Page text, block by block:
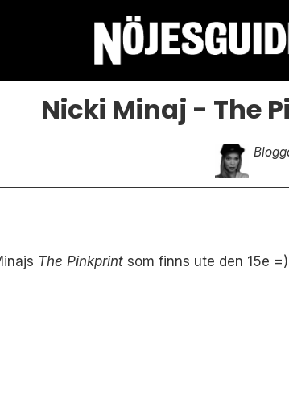
Nicki Minaj - The
The Pinkprint som finns ute den 15e =)